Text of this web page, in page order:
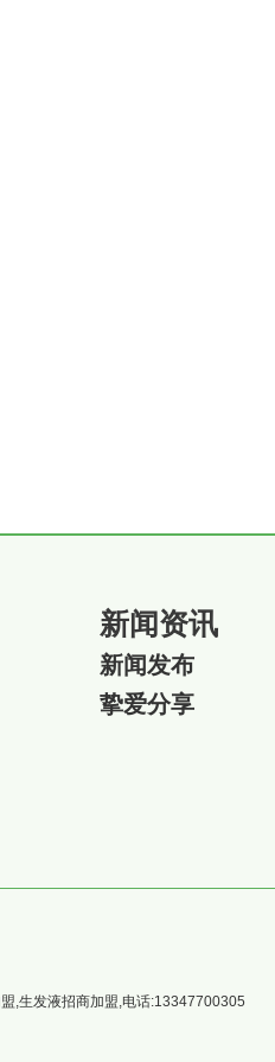
新闻资讯
新闻发布
挚爱分享
,生发液招商加盟,电话:13347700305